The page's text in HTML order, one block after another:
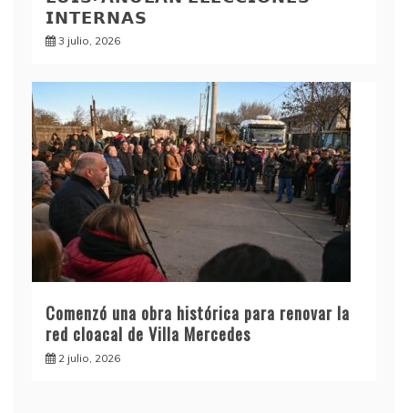
𝗜𝗡𝗧𝗘𝗥𝗡𝗔𝗦
3 julio, 2026
Comenzó una obra histórica para renovar la
red cloacal de Villa Mercedes
2 julio, 2026